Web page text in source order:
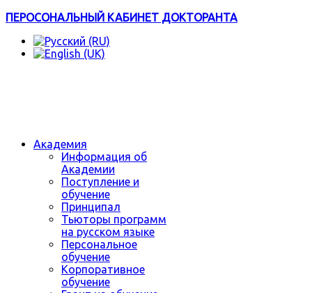
ПЕРОСОНАЛЬНЫЙ КАБИНЕТ ДОКТОРАНТА
Академия
Информация об
Академии
Поступление и
обучение
Принципал
Тьюторы программ
на русском языке
Персональное
обучение
Корпоративное
обучение